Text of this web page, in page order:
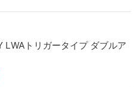
LWAトリガータイプ ダブルア